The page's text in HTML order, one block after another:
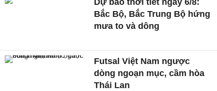
Bắc Bộ, Bắc Trung Bộ hứng
mưa to và dông
Futsal Việt Nam ngược
dòng ngoạn mục, cầm hòa
Thái Lan